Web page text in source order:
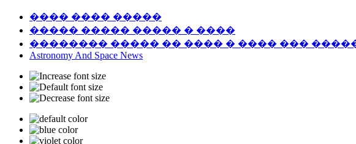
���� ���� �����
����� ����� ����� � ����
�������� ����� �� ���� � ���� ���
Astronomy And Space News